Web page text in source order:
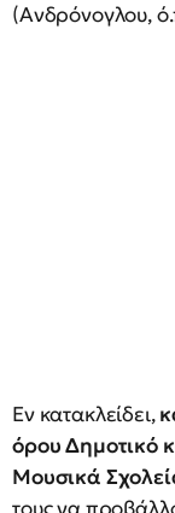
(Ανδρόνογλου,
Εν κατακλείδει,
όρου Δημοτικό
Μουσικά